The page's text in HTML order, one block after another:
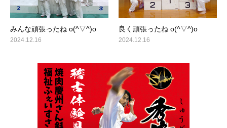
みんな頑張ったね o(^▽^)o
2024.12.16
良く頑張ったね o(^▽^)o
2024.12.16